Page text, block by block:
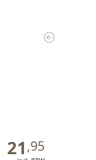
Previous
21 ,95